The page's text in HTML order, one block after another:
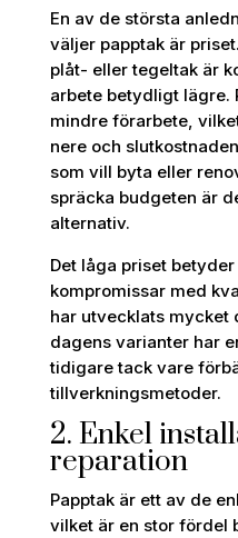
En av de största
väljer papptak är
plåt- eller tegeltak är
arbete betydligt lägre.
mindre förarbete,
nere och
som vill byta eller
spräcka budgeten är
alternativ.
Det låga priset
kompromissar med
har utvecklats mycket
dagens varianter har
tidigare tack vare
tillverkningsmetoder.
2. Enkel
reparation
Papptak är ett av de
vilket är en stor fördel